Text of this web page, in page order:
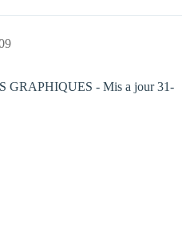
GRAPHIQUES - Mis a jour 31-